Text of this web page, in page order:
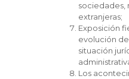
sociedades,
extranjeras;
Exposición
evolución
situación
Los